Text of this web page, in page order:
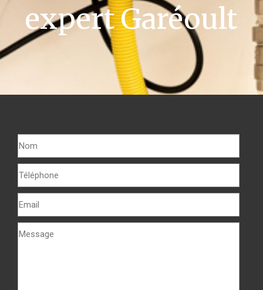
expert Garéoult